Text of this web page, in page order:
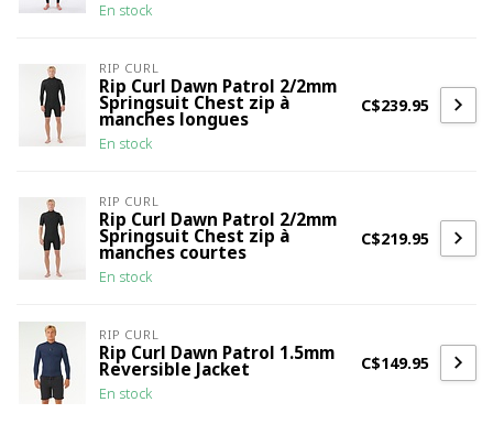
En stock
RIP CURL
Rip Curl Dawn Patrol 2/2mm
Springsuit Chest zip à
manches longues
En stock
C$239.95
RIP CURL
Rip Curl Dawn Patrol 2/2mm
Springsuit Chest zip à
manches courtes
En stock
C$219.95
RIP CURL
Rip Curl Dawn Patrol 1.5mm
Reversible Jacket
En stock
C$149.95